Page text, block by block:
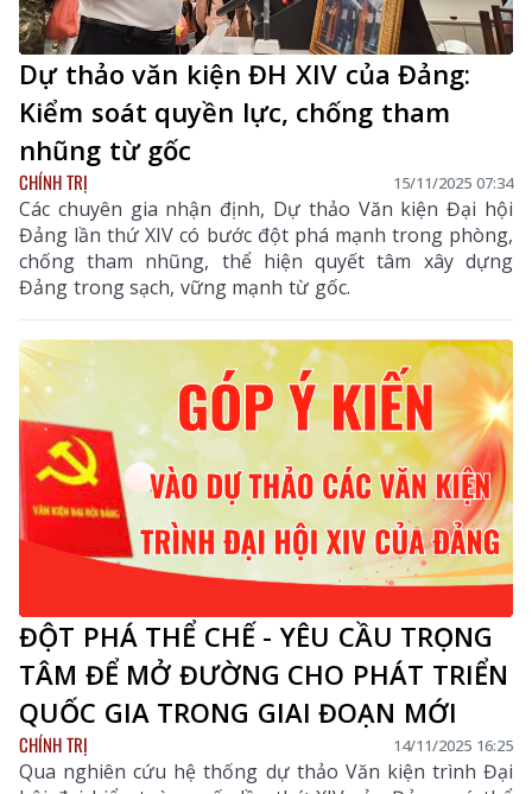
Dự thảo văn kiện ĐH XIV của Đảng:
Kiểm soát quyền lực, chống tham
nhũng từ gốc
CHÍNH TRỊ 15/11/2025 07:34
Các chuyên gia nhận định, Dự thảo Văn kiện Đại hội
Đảng lần thứ XIV có bước đột phá mạnh trong phòng,
chống tham nhũng, thể hiện quyết tâm xây dựng
Đảng trong sạch, vững mạnh từ gốc.
ĐỘT PHÁ THỂ CHẾ - YÊU CẦU TRỌNG
TÂM ĐỂ MỞ ĐƯỜNG CHO PHÁT TRIỂN
QUỐC GIA TRONG GIAI ĐOẠN MỚI
CHÍNH TRỊ 14/11/2025 16:25
Qua nghiên cứu hệ thống dự thảo Văn kiện trình Đại